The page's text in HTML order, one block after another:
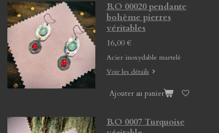
B.O 00020 pendante
bohème pierres
véritables
16,00 €
Acier inoxydable martelé
Voir les détails
Ajouter au panier
B.O 0007 Turquoise